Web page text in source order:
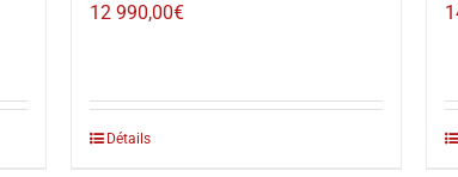
12 990,00€
Détails